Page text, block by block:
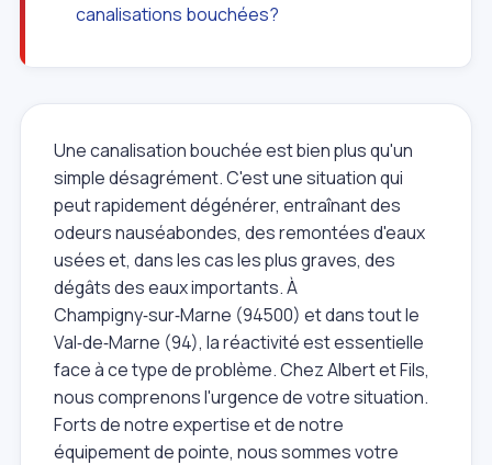
canalisations bouchées?
Une canalisation bouchée est bien plus qu'un
simple désagrément. C'est une situation qui
peut rapidement dégénérer, entraînant des
odeurs nauséabondes, des remontées d'eaux
usées et, dans les cas les plus graves, des
dégâts des eaux importants. À
Champigny‑sur‑Marne (94500) et dans tout le
Val‑de‑Marne (94), la réactivité est essentielle
face à ce type de problème. Chez Albert et Fils,
nous comprenons l'urgence de votre situation.
Forts de notre expertise et de notre
équipement de pointe, nous sommes votre